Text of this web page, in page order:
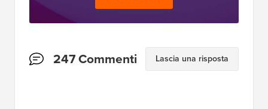
Interazioni
247 Commenti Lascia una risposta